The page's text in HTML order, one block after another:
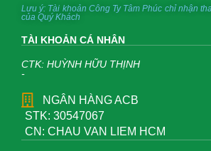
Lưu ý: Tài khoản Công Ty Tâm Phúc chỉ nhận
của Quý Khách
TÀI KHOẢN CÁ NHÂN
CTK: HUỲNH HỮU THỊNH
-
NGÂN HÀNG ACB
STK: 30547067
CN: CHAU VAN LIEM HCM